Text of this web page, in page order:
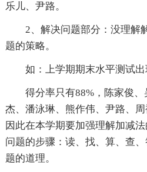
乐儿、尹路。
2、解决问题部分：没理解
题的策略。
如：上学期期末水平测试出
得分率只有88%，陈家俊
杰、潘泳琳、熊作伟、尹路、周
因此在本学期要加强理解加减
问题的步骤：读、找、算、查
题的道理。